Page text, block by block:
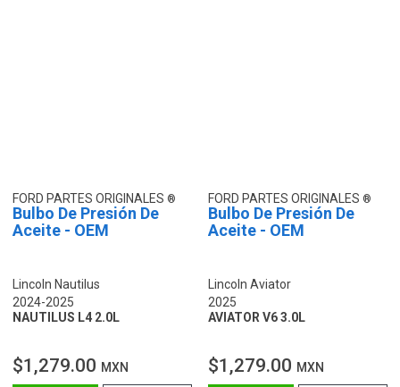
FORD PARTES ORIGINALES
Bulbo De Presión De
Aceite - OEM
Lincoln Nautilus
2024-2025
NAUTILUS L4 2.0L
$1,279.00 MXN
FORD PARTES ORIGINALES
Bulbo De Presión De
Aceite - OEM
Lincoln Aviator
2025
AVIATOR V6 3.0L
$1,279.00 MXN